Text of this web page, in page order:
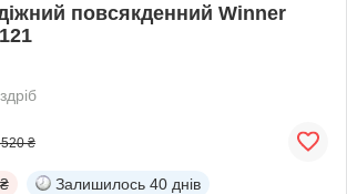
повсякденний Winner
₴
Залишилось 40 днів